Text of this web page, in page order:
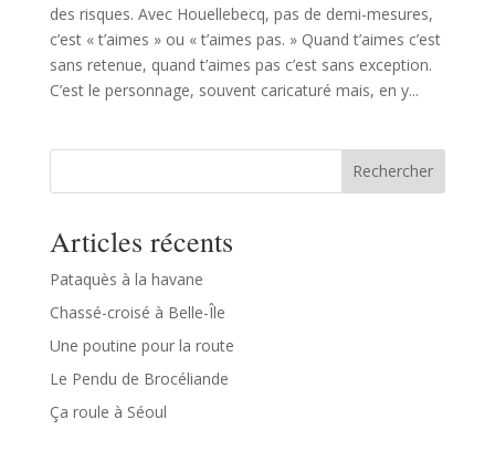
des risques. Avec Houellebecq, pas de demi-mesures,
c’est « t’aimes » ou « t’aimes pas. » Quand t’aimes c’est
sans retenue, quand t’aimes pas c’est sans exception.
C’est le personnage, souvent caricaturé mais, en y...
Rechercher
Articles récents
Pataquès à la havane
Chassé-croisé à Belle-Île
Une poutine pour la route
Le Pendu de Brocéliande
Ça roule à Séoul